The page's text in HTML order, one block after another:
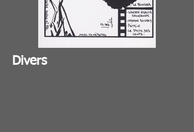
Divers